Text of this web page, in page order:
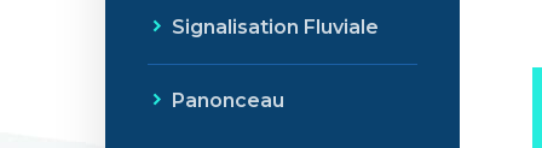
Signalisation Fluviale
Panonceau